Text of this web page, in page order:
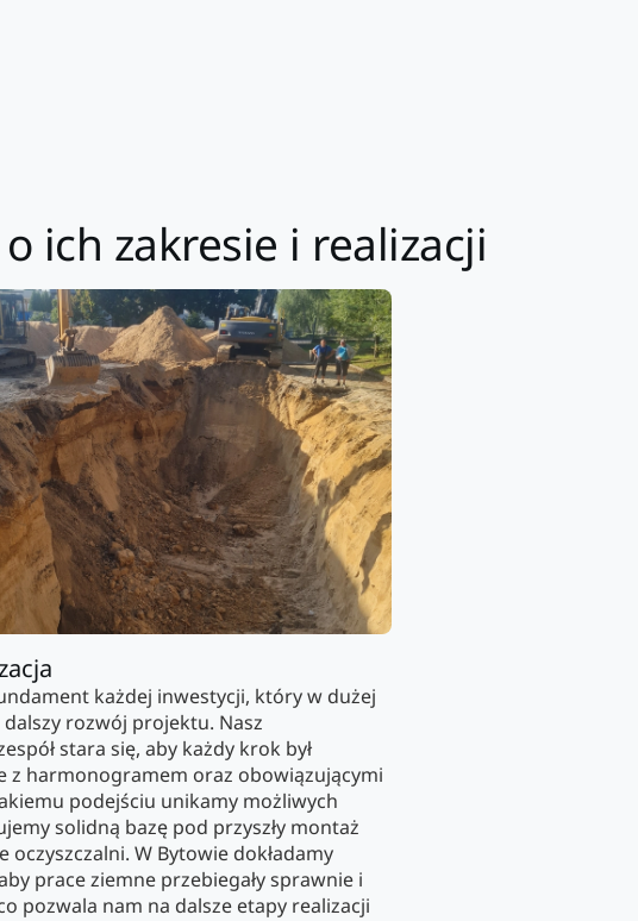
ich zakresie i realizacji
każdej inwestycji, który w dużej
dalszy rozwój projektu. Nasz
stara się, aby każdy krok był
z harmonogramem oraz obowiązującymi
podejściu unikamy możliwych
solidną bazę pod przyszły montaż
oczyszczalni. W Bytowie dokładamy
prace ziemne przebiegały sprawnie i
pozwala nam na dalsze etapy realizacji